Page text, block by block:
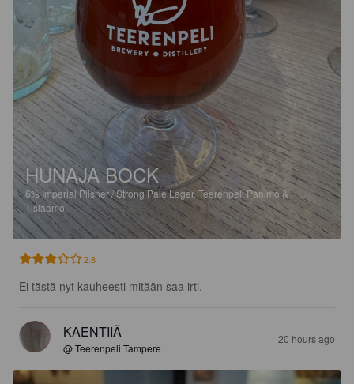
HUNAJA BOCK
6%Imperial Pilsner / Strong Pale Lager.Teerenpeli Panimo &
Tislaamo.
2.8
Ei tästä nyt kauheesti mitään saa irti.
KAENTIIÄ
@ Teerenpeli Tampere
20 hours ago